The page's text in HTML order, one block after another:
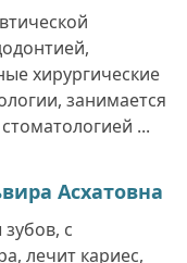
хирургические
занимается
...
Асхатовна
с
лечит кариес,